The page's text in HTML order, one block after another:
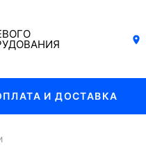
И ДОСТАВКА